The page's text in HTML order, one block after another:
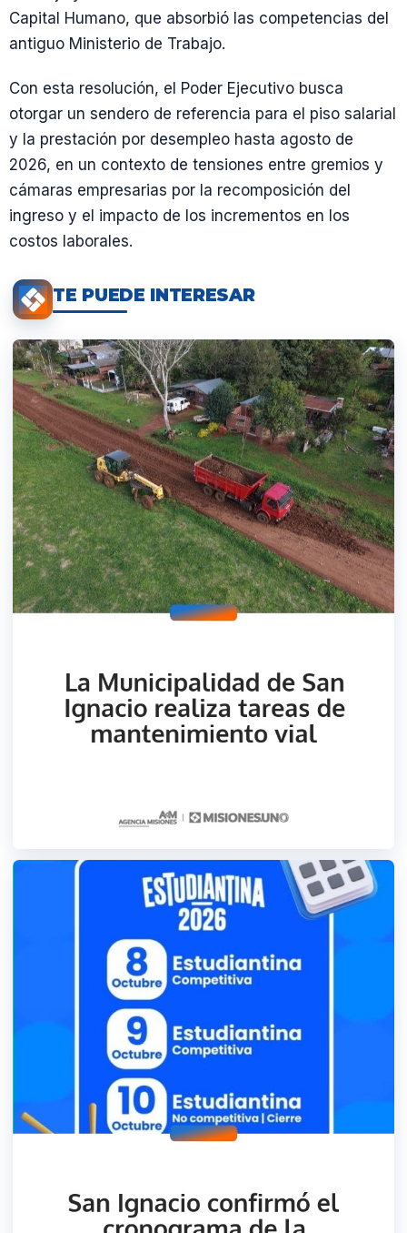
Capital Humano, que absorbió las competencias del
antiguo Ministerio de Trabajo.
Con esta resolución, el Poder Ejecutivo busca
otorgar un sendero de referencia para el piso salarial
y la prestación por desempleo hasta agosto de
2026, en un contexto de tensiones entre gremios y
cámaras empresarias por la recomposición del
ingreso y el impacto de los incrementos en los
costos laborales.
TE PUEDE INTERESAR